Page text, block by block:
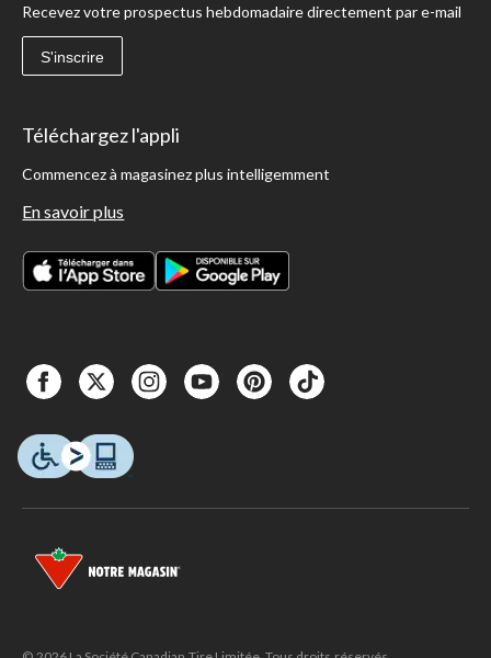
Recevez votre prospectus hebdomadaire directement par e-mail
S'inscrire
Téléchargez l'appli
Commencez à magasinez plus intelligemment
En savoir plus